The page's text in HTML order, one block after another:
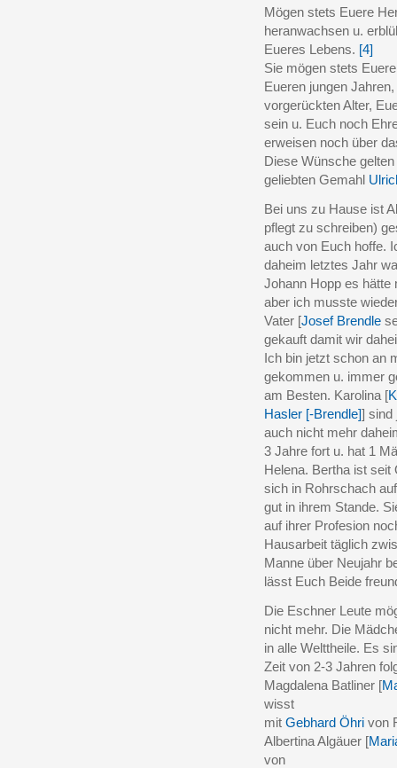
Mögen stets Euere
heranwachsen u.
Eueres Lebens. [4]
Sie mögen stets
Eueren jungen
vorgerückten Alter,
sein u. Euch noch
erweisen noch über
Diese Wünsche
geliebten Gemahl
Bei uns zu Hause ist
pflegt zu schreiben)
auch von Euch hoffe.
daheim letztes Jahr
Johann Hopp es hätte
aber ich musste
Vater [Josef Brendle
gekauft damit wir
Ich bin jetzt schon an
gekommen u. immer
am Besten. Karolina [
Hasler [-Brendle]] sind
auch nicht mehr
3 Jahre fort u. hat 1
Helena. Bertha ist
sich in Rohrschach
gut in ihrem Stande.
auf ihrer Profesion
Hausarbeit täglich
Manne über Neujahr
lässt Euch Beide
Die Eschner Leute
nicht mehr. Die
in alle Welttheile. Es
Zeit von 2-3 Jahren
Magdalena Batliner [
wisst
mit Gebhard Öhri von
Albertina Algäuer [
von